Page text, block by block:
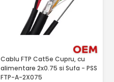
Cablu FTP Cat5e Cupru, cu
alimentare 2x0.75 si Sufa - PSS
FTP-A-2X075